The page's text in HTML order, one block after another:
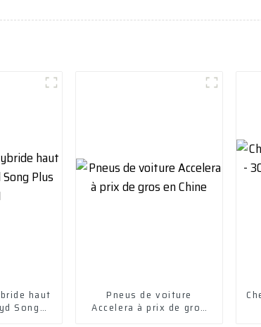
haut
Song
Pneus de voiture
Accelera à prix de gros